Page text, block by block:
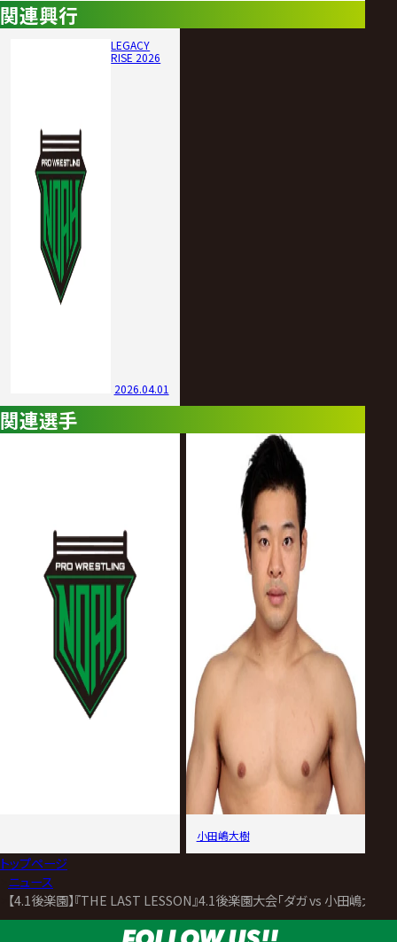
関連興行
LEGACY
RISE 2026
2026.04.01
関連選手
小田嶋大樹
トップページ
ニュース
【4.1後楽園】『THE LAST LESSON』4.1後楽園大会「ダガ vs 小田嶋大樹